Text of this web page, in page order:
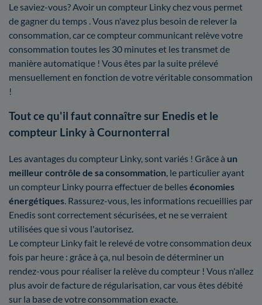
Le saviez-vous? Avoir un compteur Linky chez vous permet
de gagner du temps . Vous n'avez plus besoin de relever la
consommation, car ce compteur communicant relève votre
consommation toutes les 30 minutes et les transmet de
manière automatique ! Vous êtes par la suite prélevé
mensuellement en fonction de votre véritable consommation
!
Tout ce qu'il faut connaître sur Enedis et le
compteur Linky à Cournonterral
Les avantages du compteur Linky, sont variés ! Grâce à un
meilleur contrôle de sa consommation , le particulier ayant
un compteur Linky pourra effectuer de belles économies
énergétiques . Rassurez-vous, les informations recueillies par
Enedis sont correctement sécurisées, et ne se verraient
utilisées que si vous l'autorisez.
Le compteur Linky fait le relevé de votre consommation deux
fois par heure : grâce à ça, nul besoin de déterminer un
rendez-vous pour réaliser la relève du compteur ! Vous n'allez
plus avoir de facture de régularisation, car vous êtes débité
sur la base de votre consommation exacte.